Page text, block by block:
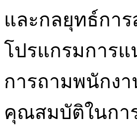
และกลยุทธ์กา
โปรแกรมการ
การถามพนักง
คุณสมบัติในกา